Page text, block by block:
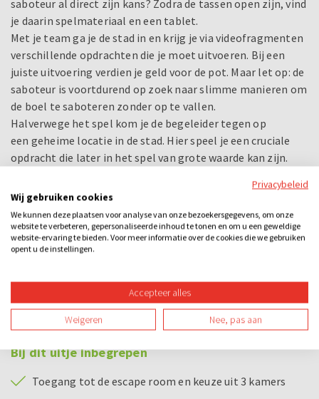
saboteur al direct zijn kans? Zodra de tassen open zijn, vind
je daarin spelmateriaal en een tablet.
Met je team ga je de stad in en krijg je via videofragmenten
verschillende opdrachten die je moet uitvoeren. Bij een
juiste uitvoering verdien je geld voor de pot. Maar let op: de
saboteur is voortdurend op zoek naar slimme manieren om
de boel te saboteren zonder op te vallen.
Halverwege het spel kom je de begeleider tegen op
een geheime locatie in de stad. Hier speel je een cruciale
opdracht die later in het spel van grote waarde kan zijn.
groep wordt opgesplitst en onder grote tijdsdruk moet jij
het juiste antwoord geven, terwijl je in je achterhoofd weet
dat iemand de boel probeert te saboteren. Vertrouw je je
teamgenoten of zet je alles op scherp?
en wordt de saboteur ontmaskerd... of weet hij zich tot het
laatst toe verborgen te houden?
Bij dit uitje inbegrepen
Toegang tot de escape room en keuze uit 3 kamers
Privacybeleid
Wij gebruiken cookies
We kunnen deze plaatsen voor analyse van onze bezoekersgegevens, om onze
website te verbeteren, gepersonaliseerde inhoud te tonen en om u een geweldige
website-ervaring te bieden. Voor meer informatie over de cookies die we gebruiken
opent u de instellingen.
Accepteer alles
Weigeren Nee, pas aan